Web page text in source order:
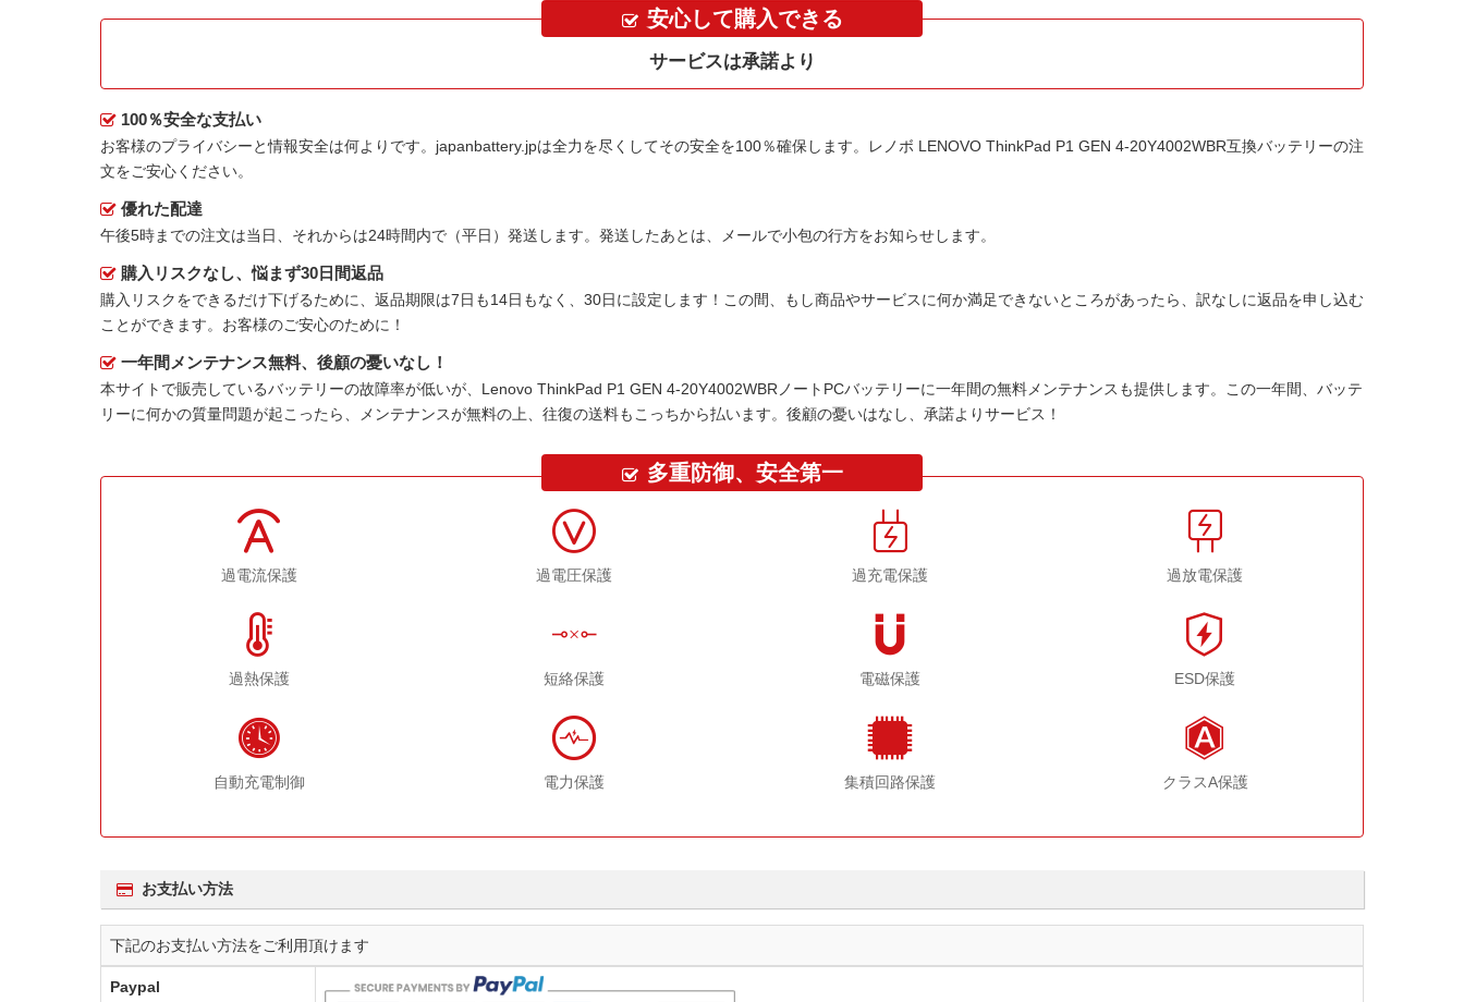
安心して購入できる
サービスは承諾より
100％安全な支払い
お客様のプライバシーと情報安全は何よりです。japanbattery.jpは全力を尽くしてその安全を100％確保します。 レノボ LENOVO ThinkPad P1 GEN 4-20Y4002WBR互換バッテリーの注
文をご安心ください。
優れた配達
午後5時までの注文は当日、それからは24時間内で（平日）発送します。発送したあとは、メールで小包の行方をお知らせします。
購入リスクなし、悩まず30日間返品
購入リスクをできるだけ下げるために、返品期限は7日も14日もなく、30日に設定します！この間、もし商品やサービスに何か満足できないところがあったら、訳なしに返品を申し込む
ことができます。お客様のご安心のために！
一年間メンテナンス無料、後顧の憂いなし！
本サイトで販売しているバッテリーの故障率が低いが、 Lenovo ThinkPad P1 GEN 4-20Y4002WBRノートPCバッテリーに一年間の無料メンテナンスも提供します。この一年間、バッテ
リーに何かの質量問題が起こったら、メンテナンスが無料の上、往復の送料もこっちから払います。後顧の憂いはなし、承諾よりサービス！
多重防御、安全第一
過電流保護 過電圧保護 過充電保護 過放電保護
過熱保護 短絡保護 電磁保護 ESD保護
自動充電制御 電力保護 集積回路保護 クラスA保護
お支払い方法
下記のお支払い方法をご利用頂けます
Paypal